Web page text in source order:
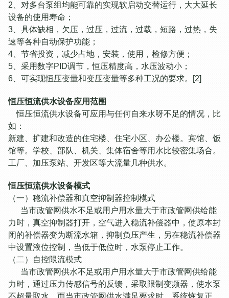
2、对多台泵组均能可靠的实现软启动交替运行，大大延长
设备的使用寿命；
3、具体缺相，欠压，过压，过流，过载，短路，过热，失
速等各种自动保护功能；
4、节省投资，减少占地，安装，使用，检修方便；
5、采用数字PID调节，恒压精度高，水压波动小；
6、可实现恒压变量和变压变量等多种工况的要求。[2]
恒压恒流供水设备应用范围
恒压恒流供水设备可应用与任何自来水呀不足的情况，比
如：
新建、扩建和改造的住宅楼、住宅小区、办公楼。宾馆、饭
馆等。学校、部队、机关、集体宿舍等用水比较密集场合。
工厂、加压泵站、开发区等大流量几种供水。
恒压恒流供水设备模式
（一）稳流补偿器和真空抑制器控制模式
当市政管网供水不足或用户用水量大于市政管网供给能
力时，真空抑制器打开，空气进入稳流补偿器中，使原本封
闭的补偿器变为断流水箱，抑制负压产生，另在稳流补偿器
中设置液位控制，当低于低位时，水泵停止工作。
（二）自控限流模式
当市政管网供水不足或用户用水量大于市政管网供给能
力时，通过压力传感信号的反馈，采取限制变频器，使水泵